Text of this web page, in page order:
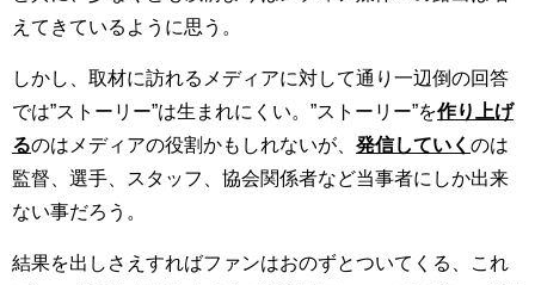
えてきているように思う。
しかし、取材に訪れるメディアに対して通り一辺倒の回答
では”ストーリー”は生まれにくい。”ストーリー”を作り上げ
るのはメディアの役割かもしれないが、 発信していく のは
監督、選手、スタッフ、協会関係者など当事者にしか出来
ない事だろう。
結果を出しさえすればファンはおのずとついてくる、これ